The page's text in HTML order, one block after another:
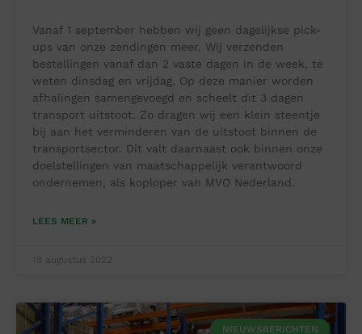
Vanaf 1 september hebben wij geen dagelijkse pick-
ups van onze zendingen meer. Wij verzenden
bestellingen vanaf dan 2 vaste dagen in de week, te
weten dinsdag en vrijdag. Op deze manier worden
afhalingen samengevoegd en scheelt dit 3 dagen
transport uitstoot. Zo dragen wij een klein steentje
bij aan het verminderen van de uitstoot binnen de
transportsector. Dit valt daarnaast ook binnen onze
doelstellingen van maatschappelijk verantwoord
ondernemen, als koploper van MVO Nederland.
LEES MEER »
18 augustus 2022
NIEUWSBERICHTEN